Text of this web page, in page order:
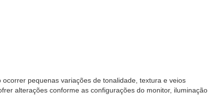
pequenas variações de tonalidade, textura e veios
alterações conforme as configurações do monitor, iluminação